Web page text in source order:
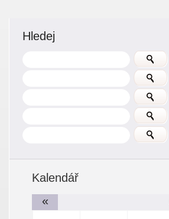
Hledej
Kalendář
«